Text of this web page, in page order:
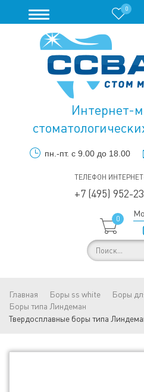
0
Интернет-
пн.-пт. с 9.00 до 18.00
ТЕЛЕФОН
+7 (495) 952-
0
Главная Боры ss white
Боры
Боры типа Линдеман
Твердосплавные боры типа